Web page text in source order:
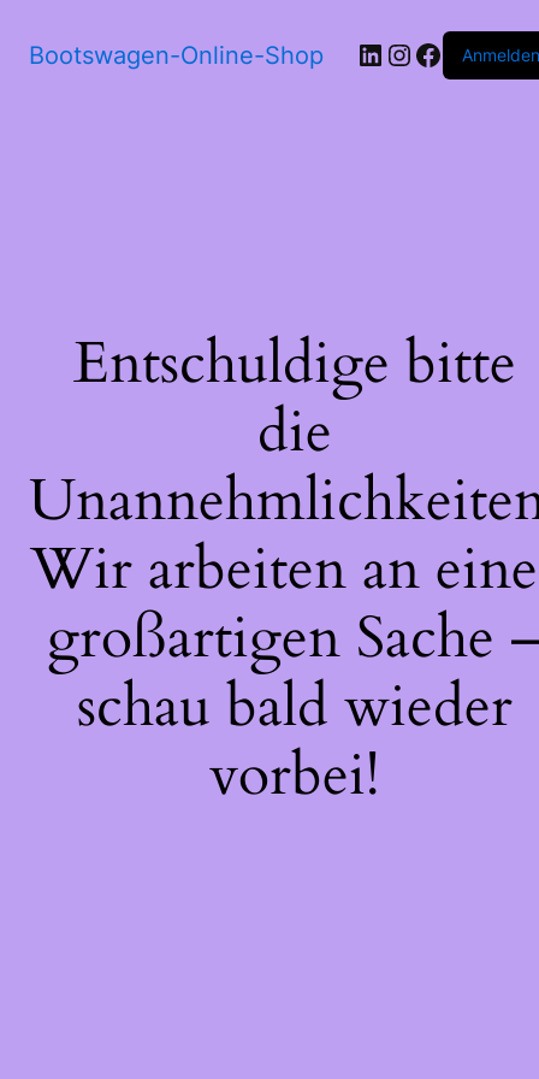
Bootswagen-Online-Shop LinkedIn
Instagram
Anmelden
Entschuldige bitte
die
Wir arbeiten an
großartigen Sache
schau bald wieder
vorbei!